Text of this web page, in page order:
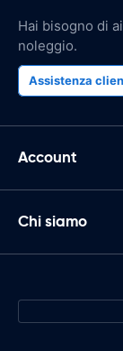
Hai bisogno di
noleggio.
Assistenza
Account
Chi siamo